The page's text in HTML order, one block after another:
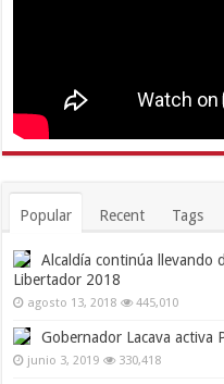
Popular Recent Tags
Alcaldía continúa llevando
Libertador 2018
agosto 13, 2018 445,010
Gobernador Lacava activa
junio 3, 2019 330,418